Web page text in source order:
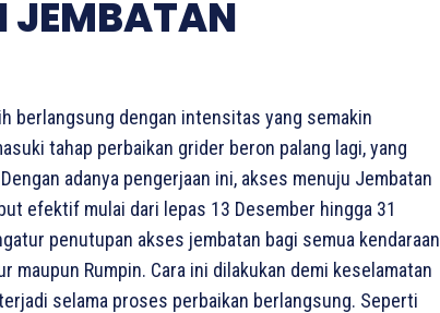
JEMBATAN
berlangsung dengan intensitas yang semakin
tahap perbaikan grider beron palang lagi, yang
adanya pengerjaan ini, akses menuju Jembatan
efektif mulai dari lepas 13 Desember hingga 31
penutupan akses jembatan bagi semua kendaraan
maupun Rumpin. Cara ini dilakukan demi keselamatan
selama proses perbaikan berlangsung. Seperti